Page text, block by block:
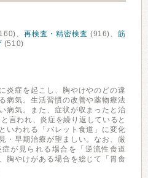
、再検査・精密検査 (916)、筋
(510)
炎症を起こし、胸やけやのどの違
病気。生活習慣の改善や薬物療法
病気。また、症状が収まったと治
言われ、炎症を繰り返していると
いわれる「バレット食道」に変化
・早期治療が望ましい。なお、厳
が見られる場合を「逆流性食道
胸やけがある場合を総じて「胃食